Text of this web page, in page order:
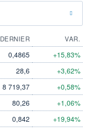
DERNIER
VAR.
0,4865 +15,83%
28,6 +3,62%
8 719,37 +0,58%
80,26 +1,06%
0,842 +19,94%